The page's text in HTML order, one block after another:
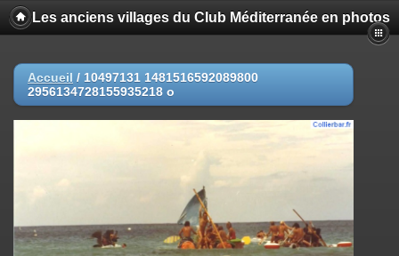
Les anciens villages du Club Méditerranée en photos
Accueil / 10497131 1481516592089800
2956134728155935218 o